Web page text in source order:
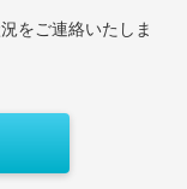
をご連絡いたしま